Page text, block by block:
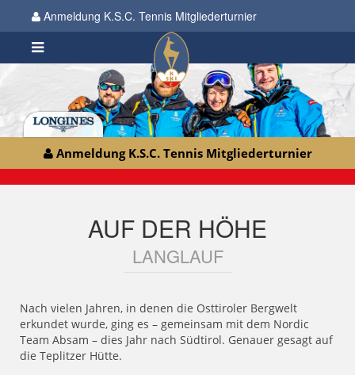
Anmeldung K.S.C. Tennis Mitgliederturnier
Anmeldung K.S.C. Tennis Mitgliederturnier
AUF DER HÖHE
LANGLAUF
Nach vielen Jahren, in denen die Osttiroler Bergwelt
erkundet wurde, ging es – gemeinsam mit dem Nordic
Team Absam – dies Jahr nach Südtirol. Genauer gesagt auf
die Teplitzer Hütte.